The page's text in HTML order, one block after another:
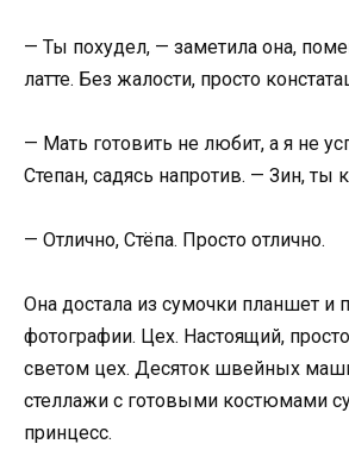
— Ты похудел, — заметила она,
латте. Без жалости, просто
— Мать готовить не любит, а я не
Степан, садясь напротив. — Зин, ты
— Отлично, Стёпа. Просто отлично.
Она достала из сумочки планшет и
фотографии. Цех. Настоящий,
светом цех. Десяток швейных
стеллажи с готовыми костюмами
принцесс.